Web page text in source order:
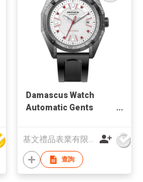
Damascus Watch
Automatic Gents
查詢